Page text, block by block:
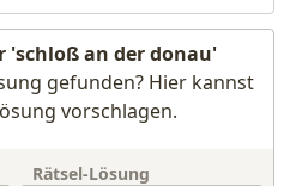
'schloß an der donau'
gefunden? Hier kannst
vorschlagen.
Rätsel-Lösung